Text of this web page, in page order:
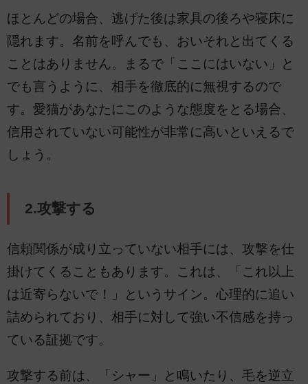
ほとんどの場合、逃げた後は家具の後ろや寝床に
隠れます。名前を呼んでも、おいそれと出てくる
ことはありません。まるで「ここにはいない」と
でも言うように、相手を徹底的に無視するので
す。愛猫があなたにこのような態度をとる場合、
信用されていない可能性が非常に高いといえるで
しょう。
2.攻撃する
信頼関係が成り立っていない相手には、攻撃を仕
掛けてくることもあります。これは、「これ以上
は近寄らないで！」というサイン。心理的に追い
詰められており、相手に対して強い不信感を持っ
ている証拠です。
攻撃する前は、「シャー」と鳴いたり、毛を逆立